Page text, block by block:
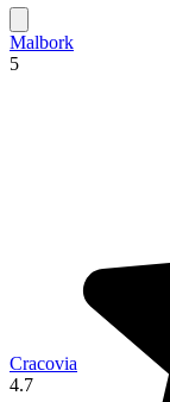
Malbork
5
Cracovia
4.7